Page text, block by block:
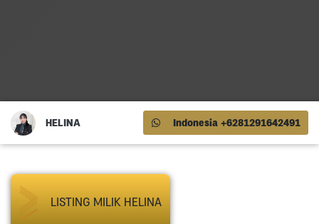
HELINA Indonesia +6281291642491
LISTING MILIK HELINA